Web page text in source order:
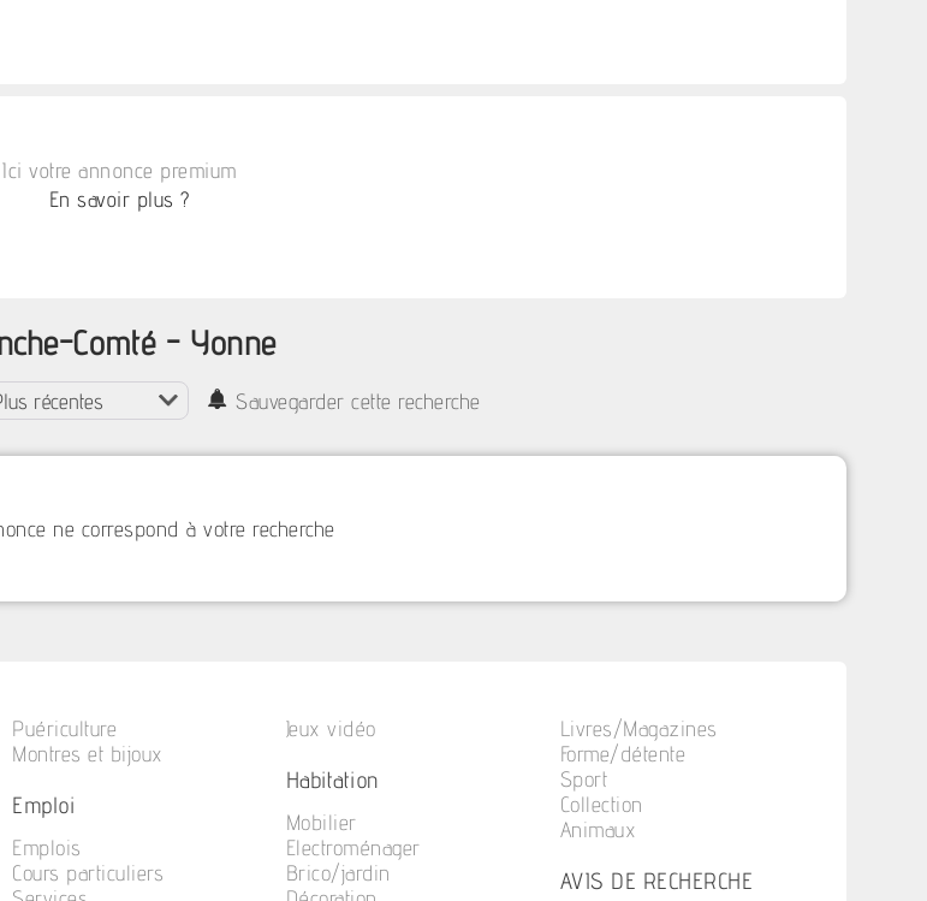
Ici votre annonce premium
En savoir plus ?
Comté - Yonne
Sauvegarder cette recherche
ne correspond à votre recherche
Puériculture
Montres et bijoux
Emploi
Emplois
Cours particuliers
Jeux vidéo
Habitation
Mobilier
Electroménager
Brico/jardin
Livres/Magazines
Forme/détente
Sport
Collection
Animaux
AVIS DE RECHERCHE